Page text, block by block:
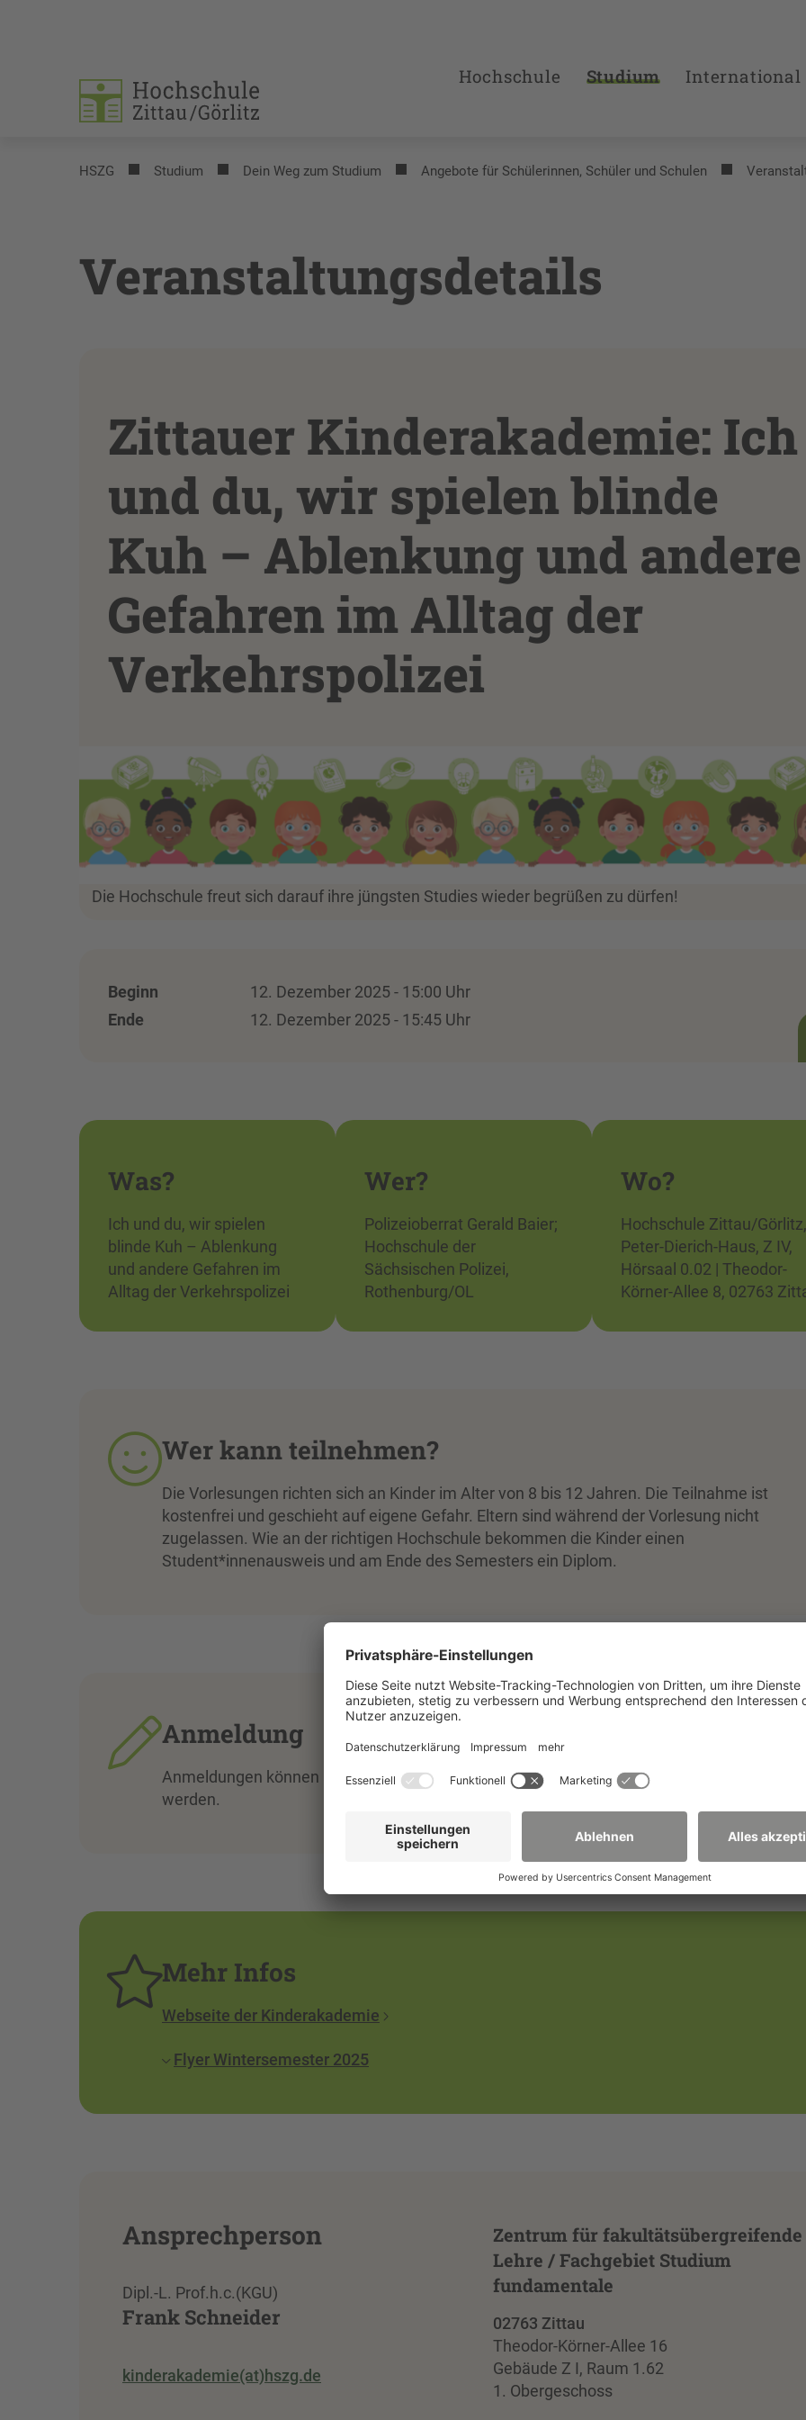
Hochschule Studium International
HSZG Studium Dein Weg zum Studium Angebote für Schülerinnen, Schüler und Schulen
Veranstaltungsdetails
Zittauer Kinderakademie: Ich
und du, wir spielen blinde
Kuh – Ablenkung und andere
Gefahren im Alltag der
Verkehrspolizei
Die Hochschule freut sich darauf ihre jüngsten Studies wieder begrüßen zu dürfen!
Beginn
12. Dezember 2025 - 15:00 Uhr
Ende
12. Dezember 2025 - 15:45 Uhr
Was?
Ich und du, wir spielen
blinde Kuh – Ablenkung
und andere Gefahren im
Alltag der Verkehrspolizei
Wer?
Polizeioberrat Gerald Baier;
Hochschule der
Sächsischen Polizei,
Rothenburg/OL
Wo?
Hochschule Zittau/
Peter-Dierich-Haus, Z IV,
Hörsaal 0.02 | Theodor-
Körner-Allee 8, 02763
Wer kann teilnehmen?
Die Vorlesungen richten sich an Kinder im Alter von 8 bis 12 Jahren. Die Teilnahme ist
kostenfrei und geschieht auf eigene Gefahr. Eltern sind während der Vorlesung nicht
zugelassen. Wie an der richtigen Hochschule bekommen die Kinder einen
Student*innenausweis und am Ende des Semesters ein Diplom.
Anmeldung
Anmeldungen können an der per E-Mail unterkinderakademie(at)hszg.de
werden.
Mehr Infos
Webseite der Kinderakademie
Flyer Wintersemester 2025
Ansprechperson
Dipl.-L. Prof.h.c.(KGU)
Frank Schneider
kinderakademie(at)hszg.de
Zentrum für fakultätsübergreifende
Lehre / Fachgebiet Studium
fundamentale
02763 Zittau
Theodor-Körner-Allee 16
Gebäude Z I, Raum 1.62
1. Obergeschoss